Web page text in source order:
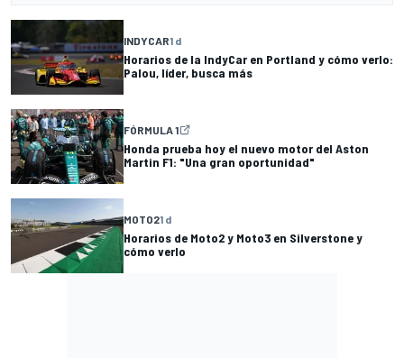
INDYCAR1 d
Horarios de la IndyCar en Portland y cómo verlo:
Palou, líder, busca más
FÓRMULA 1
Honda prueba hoy el nuevo motor del Aston
Martin F1: "Una gran oportunidad"
MOTO21 d
Horarios de Moto2 y Moto3 en Silverstone y
cómo verlo